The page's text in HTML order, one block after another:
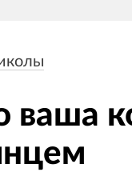
ваша